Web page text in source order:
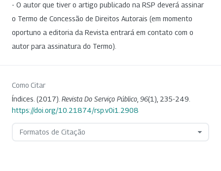
- O autor que tiver o artigo publicado na RSP deverá assinar
o Termo de Concessão de Direitos Autorais (em momento
oportuno a editoria da Revista entrará em contato com o
autor para assinatura do Termo).
Como Citar
Índices. (2017). Revista Do Serviço Público 96(1), 235-249.
https://doi.org/10.21874/rsp.v0i1.2908
Formatos de Citação